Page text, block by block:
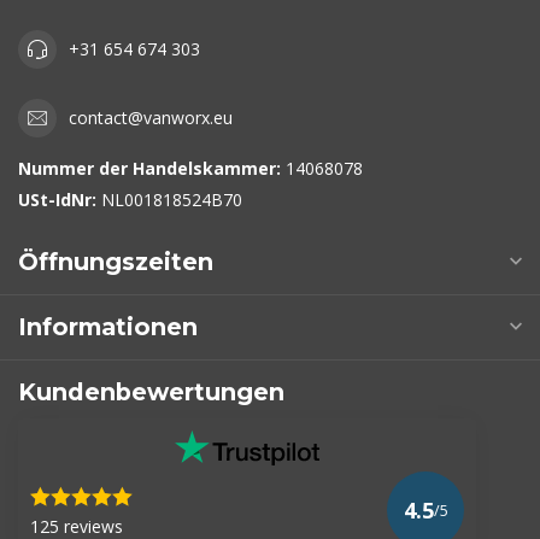
+31 654 674 303
contact@vanworx.eu
Nummer der Handelskammer: 14068078
USt-IdNr: NL001818524B70
Öffnungszeiten
Informationen
Kundenbewertungen
125 reviews
4.5/5